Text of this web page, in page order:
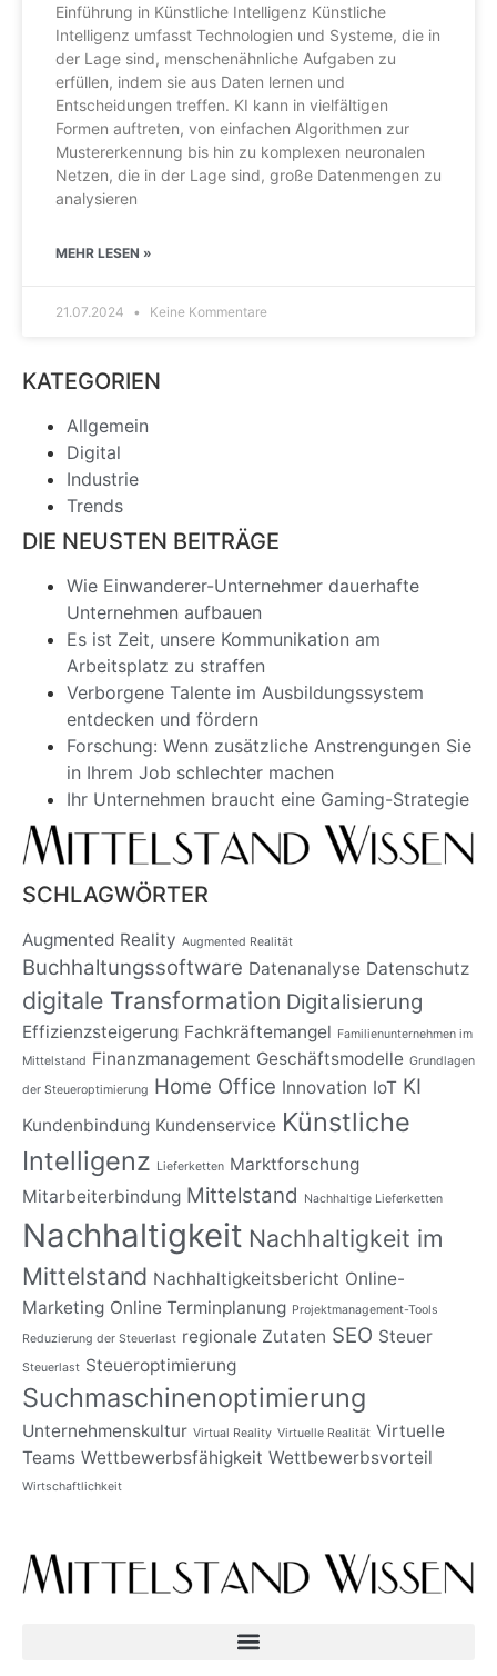
Einführung in Künstliche Intelligenz Künstliche
Intelligenz umfasst Technologien und Systeme, die in
der Lage sind, menschenähnliche Aufgaben zu
erfüllen, indem sie aus Daten lernen und
Entscheidungen treffen. KI kann in vielfältigen
Formen auftreten, von einfachen Algorithmen zur
Mustererkennung bis hin zu komplexen neuronalen
Netzen, die in der Lage sind, große Datenmengen zu
analysieren
MEHR LESEN »
21.07.2024 Keine Kommentare
KATEGORIEN
Allgemein
Digital
Industrie
Trends
DIE NEUSTEN BEITRÄGE
Wie Einwanderer-Unternehmer dauerhafte
Unternehmen aufbauen
Es ist Zeit, unsere Kommunikation am
Arbeitsplatz zu straffen
Verborgene Talente im Ausbildungssystem
entdecken und fördern
Forschung: Wenn zusätzliche Anstrengungen Sie
in Ihrem Job schlechter machen
Ihr Unternehmen braucht eine Gaming-Strategie
SCHLAGWÖRTER
Augmented Reality Augmented Realität
Buchhaltungssoftware Datenanalyse Datenschutz
digitale Transformation Digitalisierung
Effizienzsteigerung Fachkräftemangel Familienunternehmen im
Mittelstand Finanzmanagement Geschäftsmodelle Grundlagen
der Steueroptimierung Home Office Innovation IoT KI
Kundenbindung Kundenservice Künstliche
Intelligenz Lieferketten Marktforschung
Mitarbeiterbindung Mittelstand Nachhaltige Lieferketten
Nachhaltigkeit Nachhaltigkeit im
Mittelstand Nachhaltigkeitsbericht Online-
Marketing Online Terminplanung Projektmanagement-Tools
Reduzierung der Steuerlast regionale Zutaten SEO Steuer
Steuerlast Steueroptimierung
Suchmaschinenoptimierung
Unternehmenskultur Virtual Reality Virtuelle Realität Virtuelle
Teams Wettbewerbsfähigkeit Wettbewerbsvorteil
Wirtschaftlichkeit